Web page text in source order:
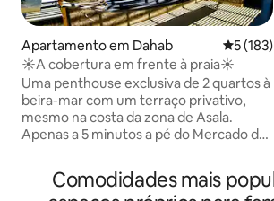
Apartamento em Dahab
5 (183)
☀A cobertura em frente à praia☀
Uma penthouse exclusiva de 2 quartos à
beira-mar com um terraço privativo,
mesmo na costa da zona de Asala.
Apenas a 5 minutos a pé do Mercado de
Dahab. O início do passeio turístico
(extremidade norte) também fica a 5
Comodidades mais